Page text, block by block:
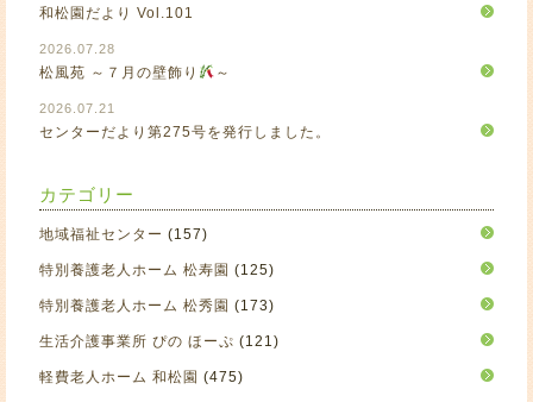
和松園だより Vol.101
2026.07.28
松風苑 ～７月の壁飾り ～
2026.07.21
センターだより第275号を発行しました。
カテゴリー
地域福祉センター (157)
特別養護老人ホーム 松寿園 (125)
特別養護老人ホーム 松秀園 (173)
生活介護事業所 ぴの ほーぷ (121)
軽費老人ホーム 和松園 (475)